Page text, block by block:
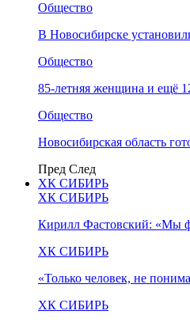
Общество
В Новосибирске
Общество
85-летняя женщина и ещё
Общество
Новосибирская область
Пред След
ХК СИБИРЬ
ХК СИБИРЬ
Кирилл Фастовский: «Мы
ХК СИБИРЬ
«Только человек, не
ХК СИБИРЬ